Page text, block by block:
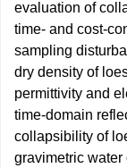
evaluation of
time- and cost-
sampling
dry density of
permittivity and
time-domain
collapsibility of
gravimetric water